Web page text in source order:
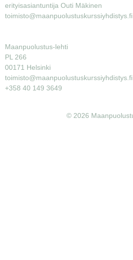
erityisasiantuntija Outi Mäkinen
toimisto@maanpuolustuskurssiyhdistys.fi
Maanpuolustus-lehti
PL 266
00171 Helsinki
toimisto@maanpuolustuskurssiyhdistys.fi
+358 40 149 3649
© 2026